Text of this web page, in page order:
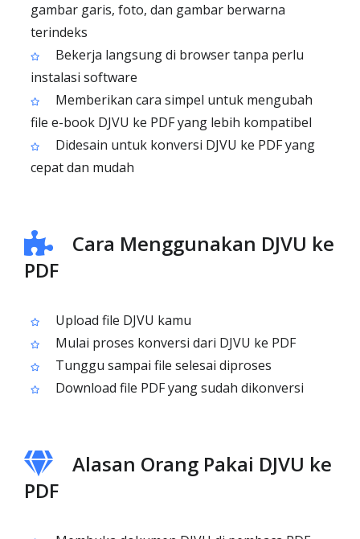
gambar garis, foto, dan gambar berwarna
terindeks
Bekerja langsung di browser tanpa perlu
instalasi software
Memberikan cara simpel untuk mengubah
file e-book DJVU ke PDF yang lebih kompatibel
Didesain untuk konversi DJVU ke PDF yang
cepat dan mudah
Cara Menggunakan DJVU ke
PDF
Upload file DJVU kamu
Mulai proses konversi dari DJVU ke PDF
Tunggu sampai file selesai diproses
Download file PDF yang sudah dikonversi
Alasan Orang Pakai DJVU ke
PDF